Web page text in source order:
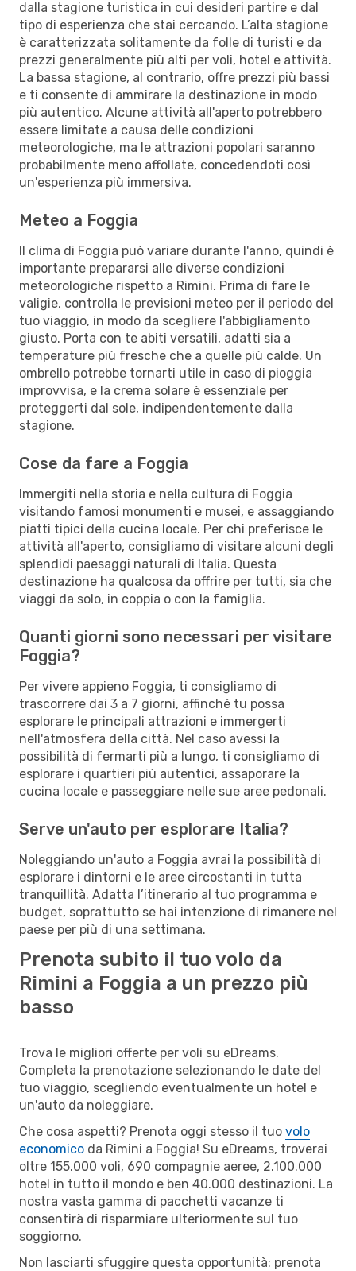
dalla stagione turistica in cui desideri partire e dal
tipo di esperienza che stai cercando. L’alta stagione
è caratterizzata solitamente da folle di turisti e da
prezzi generalmente più alti per voli, hotel e attività.
La bassa stagione, al contrario, offre prezzi più bassi
e ti consente di ammirare la destinazione in modo
più autentico. Alcune attività all'aperto potrebbero
essere limitate a causa delle condizioni
meteorologiche, ma le attrazioni popolari saranno
probabilmente meno affollate, concedendoti così
un'esperienza più immersiva.
Meteo a Foggia
Il clima di Foggia può variare durante l'anno, quindi è
importante prepararsi alle diverse condizioni
meteorologiche rispetto a Rimini. Prima di fare le
valigie, controlla le previsioni meteo per il periodo del
tuo viaggio, in modo da scegliere l'abbigliamento
giusto. Porta con te abiti versatili, adatti sia a
temperature più fresche che a quelle più calde. Un
ombrello potrebbe tornarti utile in caso di pioggia
improvvisa, e la crema solare è essenziale per
proteggerti dal sole, indipendentemente dalla
stagione.
Cose da fare a Foggia
Immergiti nella storia e nella cultura di Foggia
visitando famosi monumenti e musei, e assaggiando
piatti tipici della cucina locale. Per chi preferisce le
attività all'aperto, consigliamo di visitare alcuni degli
splendidi paesaggi naturali di Italia. Questa
destinazione ha qualcosa da offrire per tutti, sia che
viaggi da solo, in coppia o con la famiglia.
Quanti giorni sono necessari per visitare
Foggia?
Per vivere appieno Foggia, ti consigliamo di
trascorrere dai 3 a 7 giorni, affinché tu possa
esplorare le principali attrazioni e immergerti
nell'atmosfera della città. Nel caso avessi la
possibilità di fermarti più a lungo, ti consigliamo di
esplorare i quartieri più autentici, assaporare la
cucina locale e passeggiare nelle sue aree pedonali.
Serve un'auto per esplorare Italia?
Noleggiando un'auto a Foggia avrai la possibilità di
esplorare i dintorni e le aree circostanti in tutta
tranquillità. Adatta l’itinerario al tuo programma e
budget, soprattutto se hai intenzione di rimanere nel
paese per più di una settimana.
Prenota subito il tuo volo da
Rimini a Foggia a un prezzo più
basso
Trova le migliori offerte per voli su eDreams.
Completa la prenotazione selezionando le date del
tuo viaggio, scegliendo eventualmente un hotel e
un'auto da noleggiare.
Che cosa aspetti? Prenota oggi stesso il tuo volo
economico da Rimini a Foggia! Su eDreams, troverai
oltre 155.000 voli, 690 compagnie aeree, 2.100.000
hotel in tutto il mondo e ben 40.000 destinazioni. La
nostra vasta gamma di pacchetti vacanze ti
consentirà di risparmiare ulteriormente sul tuo
soggiorno.
Non lasciarti sfuggire questa opportunità: prenota